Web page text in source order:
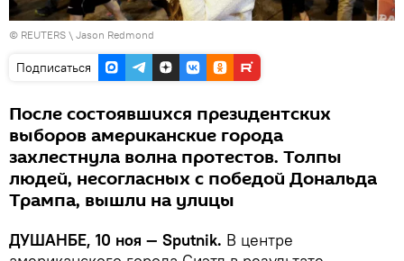
© REUTERS \ Jason Redmond
Подписаться
После состоявшихся президентских
выборов американские города
захлестнула волна протестов. Толпы
людей, несогласных с победой Дональда
Трампа, вышли на улицы
ДУШАНБЕ, 10 ноя — Sputnik. В центре